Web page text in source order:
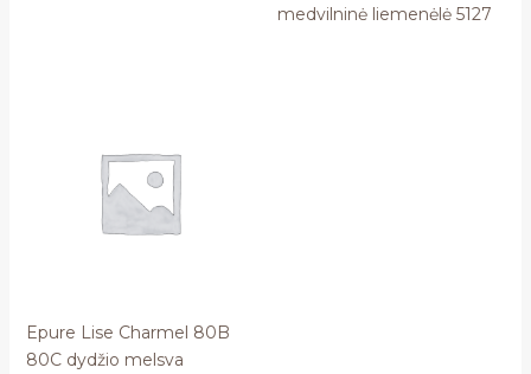
medvilninė liemenėlė 5127
Epure Lise Charmel 80B
80C dydžio melsva